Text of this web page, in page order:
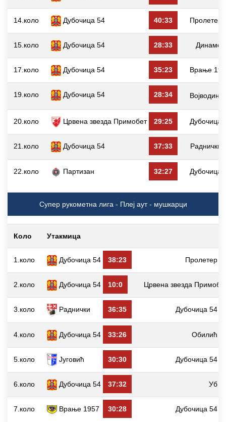
14.коло Дубочица 54 40:33 Пролетер
15.коло Дубочица 54 28:33 Динамо
17.коло Дубочица 54 35:23 Врање
19.коло Дубочица 54 28:34 Војводина
20.коло Црвена звезда Примобет 29:25 Дубочица
21.коло Дубочица 54 37:33 Раднички
22.коло Партизан 32:27 Дубочица
Супер рукометна лига - Плеј аут - мушкарци
Коло Утакмица
1.коло Дубочица 54 38:23 Пролетер
2.коло Дубочица 54 10:0 Црвена звезда
3.коло Раднички 36:35 Дубочица 54
4.коло Дубочица 54 33:26 Обилић
5.коло Југовић 30:30 Дубочица 54
6.коло Дубочица 54 37:32 Уб
7.коло Врање 1957 30:28 Дубочица 54